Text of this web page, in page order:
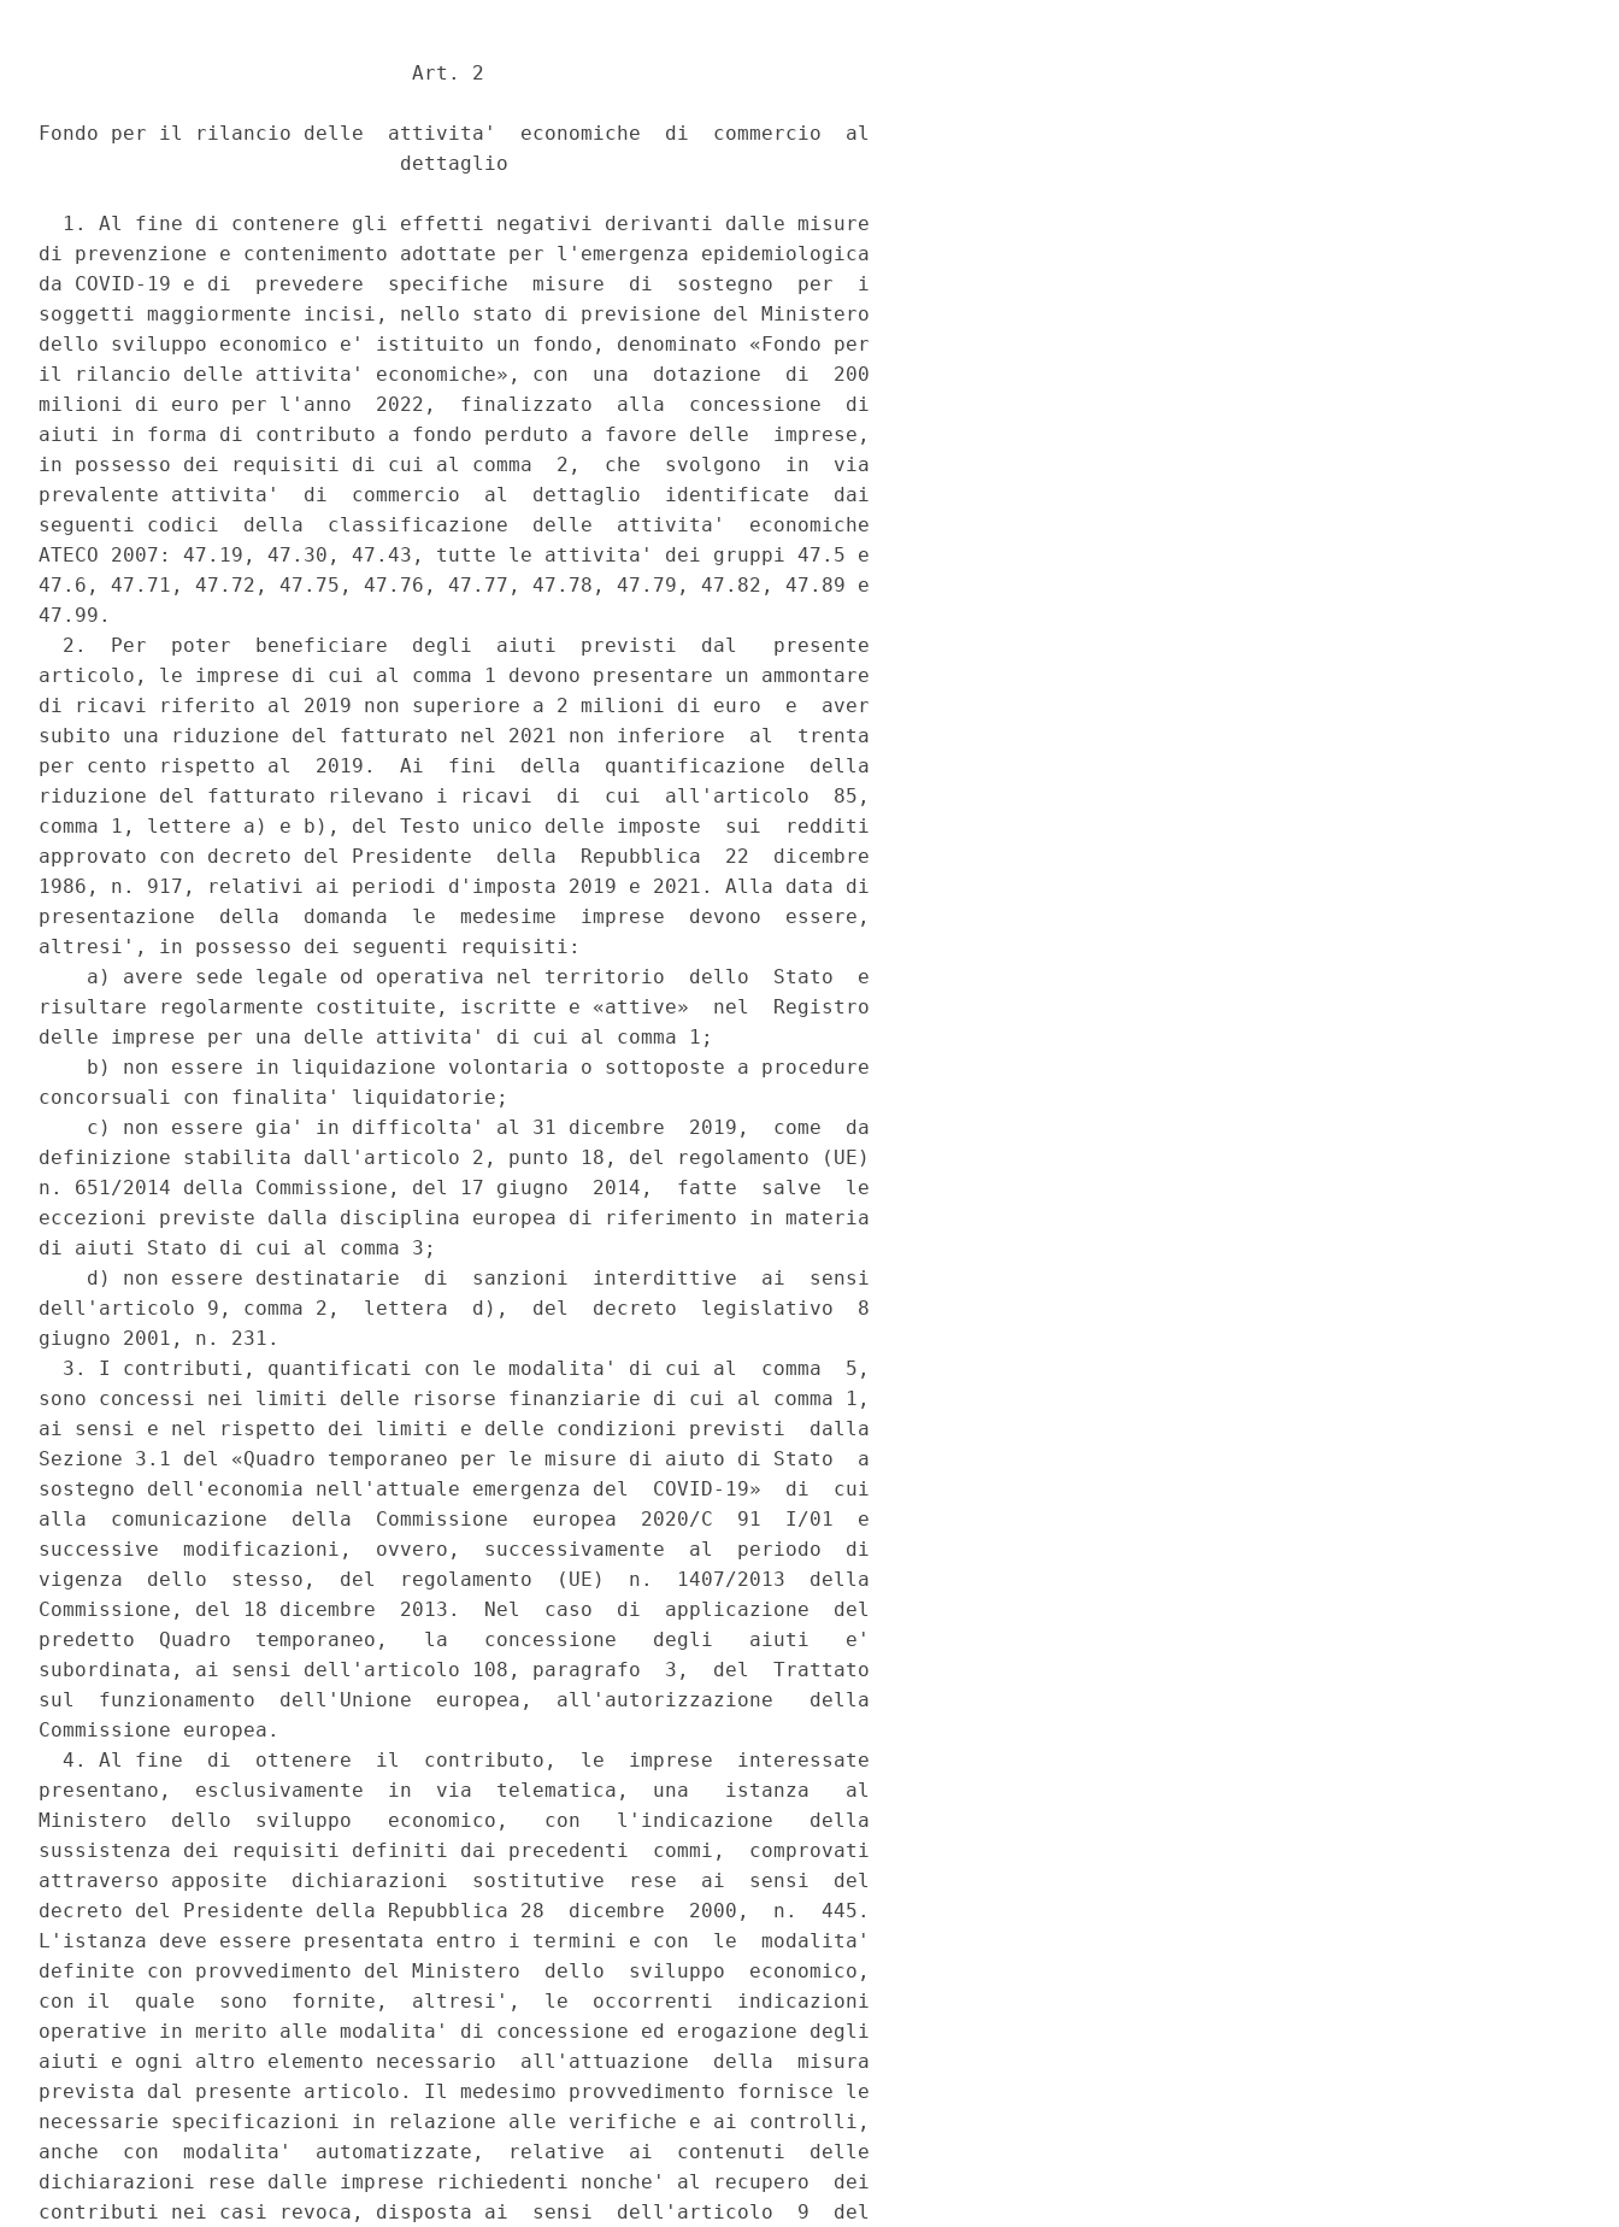
                               Art. 2
Fondo per il rilancio delle  attivita'  economiche  di  commercio  al
                              dettaglio
  1. Al fine di contenere gli effetti negativi derivanti dalle misure
di prevenzione e contenimento adottate per l'emergenza epidemiologica
da COVID-19 e di  prevedere  specifiche  misure  di  sostegno  per  i
soggetti maggiormente incisi, nello stato di previsione del Ministero
dello sviluppo economico e' istituito un fondo, denominato «Fondo per
il rilancio delle attivita' economiche», con  una  dotazione  di  200
milioni di euro per l'anno  2022,  finalizzato  alla  concessione  di
aiuti in forma di contributo a fondo perduto a favore delle  imprese,
in possesso dei requisiti di cui al comma  2,  che  svolgono  in  via
prevalente attivita'  di  commercio  al  dettaglio  identificate  dai
seguenti codici  della  classificazione  delle  attivita'  economiche
ATECO 2007: 47.19, 47.30, 47.43, tutte le attivita' dei gruppi 47.5 e
47.6, 47.71, 47.72, 47.75, 47.76, 47.77, 47.78, 47.79, 47.82, 47.89 e
47.99.
  2.  Per  poter  beneficiare  degli  aiuti  previsti  dal   presente
articolo, le imprese di cui al comma 1 devono presentare un ammontare
di ricavi riferito al 2019 non superiore a 2 milioni di euro  e  aver
subito una riduzione del fatturato nel 2021 non inferiore  al  trenta
per cento rispetto al  2019.  Ai  fini  della  quantificazione  della
riduzione del fatturato rilevano i ricavi  di  cui  all'articolo  85,
comma 1, lettere a) e b), del Testo unico delle imposte  sui  redditi
approvato con decreto del Presidente  della  Repubblica  22  dicembre
1986, n. 917, relativi ai periodi d'imposta 2019 e 2021. Alla data di
presentazione  della  domanda  le  medesime  imprese  devono  essere,
altresi', in possesso dei seguenti requisiti:
    a) avere sede legale od operativa nel territorio  dello  Stato  e
risultare regolarmente costituite, iscritte e «attive»  nel  Registro
delle imprese per una delle attivita' di cui al comma 1;
    b) non essere in liquidazione volontaria o sottoposte a procedure
concorsuali con finalita' liquidatorie;
    c) non essere gia' in difficolta' al 31 dicembre  2019,  come  da
definizione stabilita dall'articolo 2, punto 18, del regolamento (UE)
n. 651/2014 della Commissione, del 17 giugno  2014,  fatte  salve  le
eccezioni previste dalla disciplina europea di riferimento in materia
di aiuti Stato di cui al comma 3;
    d) non essere destinatarie  di  sanzioni  interdittive  ai  sensi
dell'articolo 9, comma 2,  lettera  d),  del  decreto  legislativo  8
giugno 2001, n. 231.
  3. I contributi, quantificati con le modalita' di cui al  comma  5,
sono concessi nei limiti delle risorse finanziarie di cui al comma 1,
ai sensi e nel rispetto dei limiti e delle condizioni previsti  dalla
Sezione 3.1 del «Quadro temporaneo per le misure di aiuto di Stato  a
sostegno dell'economia nell'attuale emergenza del  COVID-19»  di  cui
alla  comunicazione  della  Commissione  europea  2020/C  91  I/01  e
successive  modificazioni,  ovvero,  successivamente  al  periodo  di
vigenza  dello  stesso,  del  regolamento  (UE)  n.  1407/2013  della
Commissione, del 18 dicembre  2013.  Nel  caso  di  applicazione  del
predetto  Quadro  temporaneo,   la   concessione   degli   aiuti   e'
subordinata, ai sensi dell'articolo 108, paragrafo  3,  del  Trattato
sul  funzionamento  dell'Unione  europea,  all'autorizzazione   della
Commissione europea.
  4. Al fine  di  ottenere  il  contributo,  le  imprese  interessate
presentano,  esclusivamente  in  via  telematica,  una   istanza   al
Ministero  dello  sviluppo   economico,   con   l'indicazione   della
sussistenza dei requisiti definiti dai precedenti  commi,  comprovati
attraverso apposite  dichiarazioni  sostitutive  rese  ai  sensi  del
decreto del Presidente della Repubblica 28  dicembre  2000,  n.  445.
L'istanza deve essere presentata entro i termini e con  le  modalita'
definite con provvedimento del Ministero  dello  sviluppo  economico,
con il  quale  sono  fornite,  altresi',  le  occorrenti  indicazioni
operative in merito alle modalita' di concessione ed erogazione degli
aiuti e ogni altro elemento necessario  all'attuazione  della  misura
prevista dal presente articolo. Il medesimo provvedimento fornisce le
necessarie specificazioni in relazione alle verifiche e ai controlli,
anche  con  modalita'  automatizzate,  relative  ai  contenuti  delle
dichiarazioni rese dalle imprese richiedenti nonche' al recupero  dei
contributi nei casi revoca, disposta ai  sensi  dell'articolo  9  del